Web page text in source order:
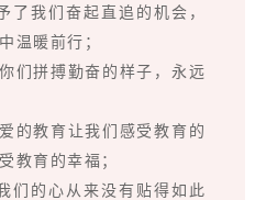
了我们奋起直追的机会，
温暖前行；
们拼搏勤奋的样子，永远
的教育让我们感受教育的
教育的幸福；
们的心从来没有贴得如此